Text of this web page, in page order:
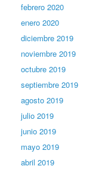
febrero 2020
enero 2020
diciembre 2019
noviembre 2019
octubre 2019
septiembre 2019
agosto 2019
julio 2019
junio 2019
mayo 2019
abril 2019